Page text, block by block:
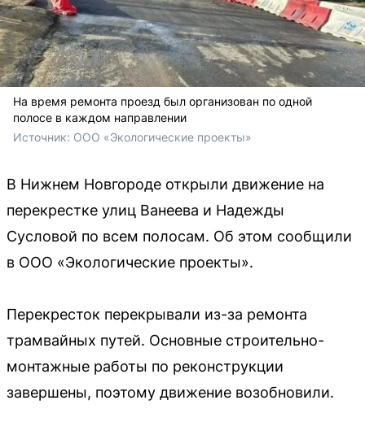
На время ремонта проезд был организован по одной
полосе в каждом направлении
Источник: ООО «Экологические проекты»
В Нижнем Новгороде открыли движение на
перекрестке улиц Ванеева и Надежды
Сусловой по всем полосам. Об этом сообщили
в ООО «Экологические проекты».
Перекресток перекрывали из-за ремонта
трамвайных путей. Основные строительно-
монтажные работы по реконструкции
завершены, поэтому движение возобновили.